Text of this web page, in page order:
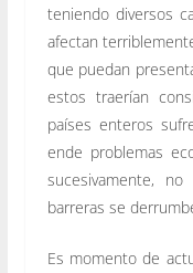
teniendo diversos
afectan
que puedan
estos traerían
países enteros
ende problemas
sucesivamente,
barreras se
Es momento de